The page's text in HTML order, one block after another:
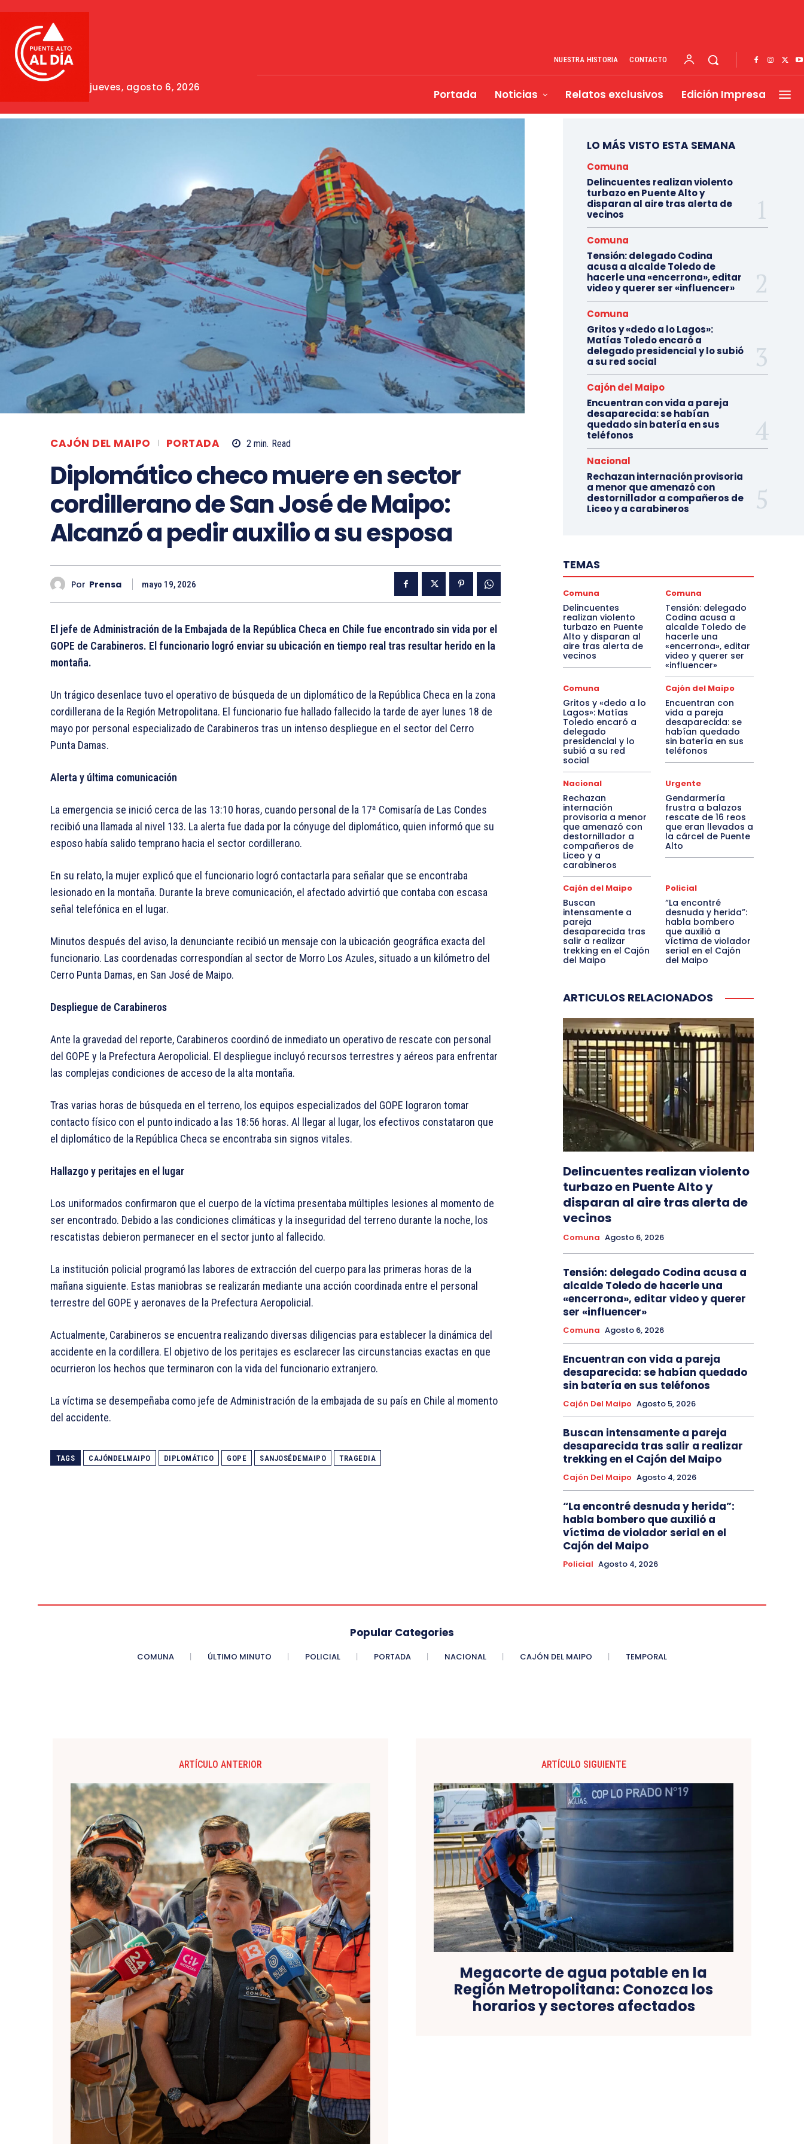
jueves, agosto 6, 2026
NUESTRA HISTORIA CONTACTO
Portada Noticias Relatos exclusivos Edición Impresa
CAJÓN DEL MAIPO PORTADA 2 min. Read
Diplomático checo muere en sector
cordillerano de San José de Maipo:
Alcanzó a pedir auxilio a su esposa
Por Prensa mayo 19, 2026
El jefe de Administración de la Embajada de la República Checa en Chile fue encontrado sin vida por el
GOPE de Carabineros. El funcionario logró enviar su ubicación en tiempo real tras resultar herido en la
montaña.
Un trágico desenlace tuvo el operativo de búsqueda de un diplomático de la República Checa en la zona
cordillerana de la Región Metropolitana. El funcionario fue hallado fallecido la tarde de ayer lunes 18 de
mayo por personal especializado de Carabineros tras un intenso despliegue en el sector del Cerro
Punta Damas.
Alerta y última comunicación
La emergencia se inició cerca de las 13:10 horas, cuando personal de la 17ª Comisaría de Las Condes
recibió una llamada al nivel 133. La alerta fue dada por la cónyuge del diplomático, quien informó que su
esposo había salido temprano hacia el sector cordillerano.
En su relato, la mujer explicó que el funcionario logró contactarla para señalar que se encontraba
lesionado en la montaña. Durante la breve comunicación, el afectado advirtió que contaba con escasa
señal telefónica en el lugar.
Minutos después del aviso, la denunciante recibió un mensaje con la ubicación geográfica exacta del
funcionario. Las coordenadas correspondían al sector de Morro Los Azules, situado a un kilómetro del
Cerro Punta Damas, en San José de Maipo.
Despliegue de Carabineros
Ante la gravedad del reporte, Carabineros coordinó de inmediato un operativo de rescate con personal
del GOPE y la Prefectura Aeropolicial. El despliegue incluyó recursos terrestres y aéreos para enfrentar
las complejas condiciones de acceso de la alta montaña.
Tras varias horas de búsqueda en el terreno, los equipos especializados del GOPE lograron tomar
contacto físico con el punto indicado a las 18:56 horas. Al llegar al lugar, los efectivos constataron que
el diplomático de la República Checa se encontraba sin signos vitales.
Hallazgo y peritajes en el lugar
Los uniformados confirmaron que el cuerpo de la víctima presentaba múltiples lesiones al momento de
ser encontrado. Debido a las condiciones climáticas y la inseguridad del terreno durante la noche, los
rescatistas debieron permanecer en el sector junto al fallecido.
La institución policial programó las labores de extracción del cuerpo para las primeras horas de la
mañana siguiente. Estas maniobras se realizarán mediante una acción coordinada entre el personal
terrestre del GOPE y aeronaves de la Prefectura Aeropolicial.
Actualmente, Carabineros se encuentra realizando diversas diligencias para establecer la dinámica del
accidente en la cordillera. El objetivo de los peritajes es esclarecer las circunstancias exactas en que
ocurrieron los hechos que terminaron con la vida del funcionario extranjero.
La víctima se desempeñaba como jefe de Administración de la embajada de su país en Chile al momento
del accidente.
TAGS CAJÓNDELMAIPO DIPLOMÁTICO GOPE SANJOSÉDEMAIPO TRAGEDIA
LO MÁS VISTO ESTA SEMANA
Comuna
Delincuentes realizan violento
turbazo en Puente Alto y
disparan al aire tras alerta de
vecinos
Comuna
Tensión: delegado Codina
acusa a alcalde Toledo de
hacerle una «encerrona», editar
video y querer ser «influencer»
Comuna
Gritos y «dedo a lo Lagos»:
Matías Toledo encaró a
delegado presidencial y lo subió
a su red social
Cajón del Maipo
Encuentran con vida a pareja
desaparecida: se habían
quedado sin batería en sus
teléfonos
Nacional
Rechazan internación provisoria
a menor que amenazó con
destornillador a compañeros de
Liceo y a carabineros
TEMAS
Comuna
Delincuentes
realizan violento
turbazo en Puente
Alto y disparan al
aire tras alerta de
vecinos
Comuna
Tensión: delegado
Codina acusa a
alcalde Toledo de
hacerle una
«encerrona», editar
video y querer ser
«influencer»
Comuna
Gritos y «dedo a lo
Lagos»: Matías
Toledo encaró a
delegado
presidencial y lo
subió a su red
social
Cajón del Maipo
Encuentran con
vida a pareja
desaparecida: se
habían quedado
sin batería en sus
teléfonos
Nacional
Rechazan
internación
provisoria a menor
que amenazó con
destornillador a
compañeros de
Liceo y a
carabineros
Urgente
Gendarmería
frustra a balazos
rescate de 16 reos
que eran llevados a
la cárcel de Puente
Alto
Cajón del Maipo
Buscan
intensamente a
pareja
desaparecida tras
salir a realizar
trekking en el Cajón
del Maipo
Policial
“La encontré
desnuda y herida”:
habla bombero
que auxilió a
víctima de violador
serial en el Cajón
del Maipo
ARTICULOS RELACIONADOS
Delincuentes realizan violento
turbazo en Puente Alto y
disparan al aire tras alerta de
vecinos
Comuna Agosto 6, 2026
Tensión: delegado Codina acusa a
alcalde Toledo de hacerle una
«encerrona», editar video y querer
ser «influencer»
Comuna Agosto 6, 2026
Encuentran con vida a pareja
desaparecida: se habían quedado
sin batería en sus teléfonos
Cajón Del Maipo Agosto 5, 2026
Buscan intensamente a pareja
desaparecida tras salir a realizar
trekking en el Cajón del Maipo
Cajón Del Maipo Agosto 4, 2026
“La encontré desnuda y herida”:
habla bombero que auxilió a
víctima de violador serial en el
Cajón del Maipo
Policial Agosto 4, 2026
Popular Categories
COMUNA ÚLTIMO MINUTO POLICIAL PORTADA NACIONAL CAJÓN DEL MAIPO TEMPORAL
ARTÍCULO ANTERIOR ARTÍCULO SIGUIENTE
Megacorte de agua potable en la
Región Metropolitana: Conozca los
horarios y sectores afectados